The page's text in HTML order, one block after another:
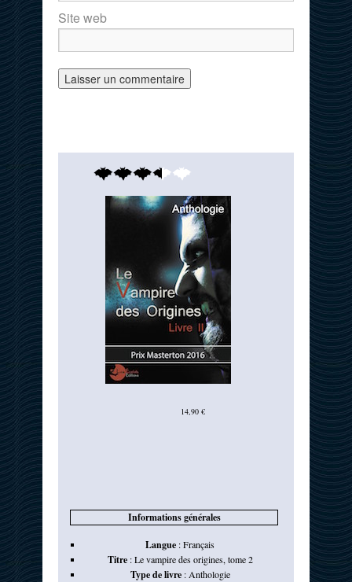
Site web
14,90 €
Informations générales
Langue :Français
Titre:Le vampire des origines, tome 2
Type de livre: Anthologie